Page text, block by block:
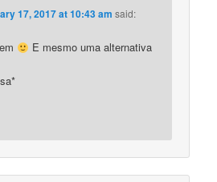
17, 2017 at 10:43 am said:
E mesmo uma alternativa